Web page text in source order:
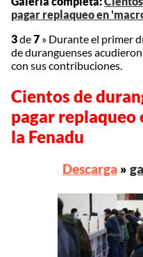
pagar replaqueo en
3de7 » Durante el primer
de duranguenses
con sus contribuciones.
Cientos de
pagar
la Fenadu
Descarga»